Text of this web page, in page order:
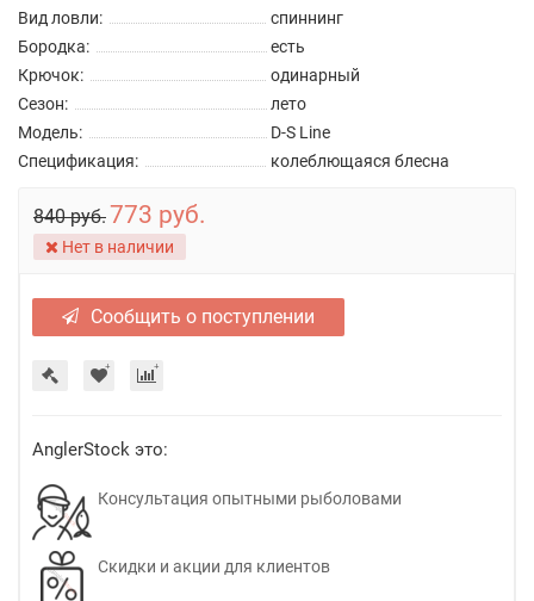
Вид ловли:
спиннинг
Бородка:
есть
Крючок:
одинарный
Сезон:
лето
Модель:
D-S Line
Спецификация:
колеблющаяся блесна
840 руб.773 руб.
Нет в наличии
Сообщить о поступлении
AnglerStock это:
Консультация опытными рыболовами
Скидки и акции для клиентов